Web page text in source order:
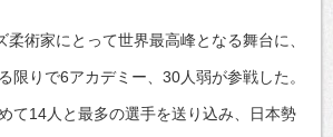
術家にとって世界最高峰となる舞台に、
限りで6アカデミー、30人弱が参戦した。
て14人と最多の選手を送り込み、日本勢